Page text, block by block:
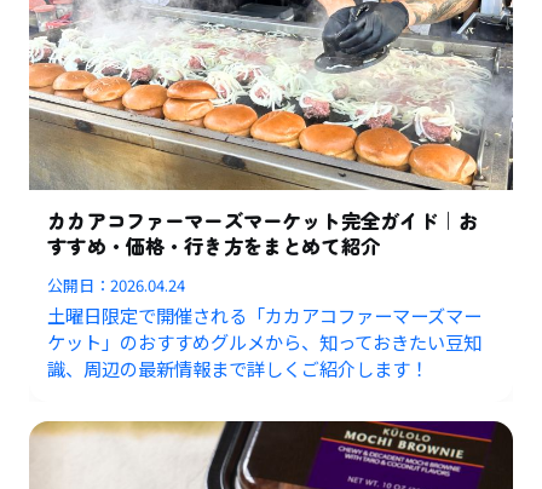
カカアコファーマーズマーケット完全ガイド｜お
すすめ・価格・行き方をまとめて紹介
公開日：2026.04.24
土曜日限定で開催される「カカアコファーマーズマー
ケット」のおすすめグルメから、知っておきたい豆知
識、周辺の最新情報まで詳しくご紹介します！